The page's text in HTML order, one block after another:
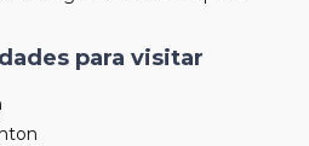
para visitar